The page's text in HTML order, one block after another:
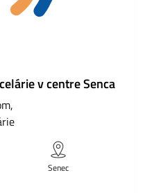
v centre Senca
Senec